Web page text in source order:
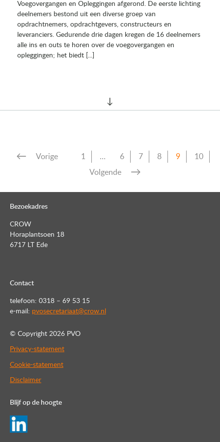
Voegovergangen en Opleggingen afgerond. De eerste lichting
deelnemers bestond uit een diverse groep van
opdrachtnemers, opdrachtgevers, constructeurs en
leveranciers. Gedurende drie dagen kregen de 16 deelnemers
alle ins en outs te horen over de voegovergangen en
opleggingen; het biedt [...]
Vorige 1 … 6 7 8 9
10
Volgende
Bezoekadres
CROW
Horaplantsoen 18
6717 LT Ede
Contact
telefoon: 0318 – 69 53 15
e-mail: pvosecretariaat@crow.nl
© Copyright 2026 PVO
Privacy-statement
Cookie-statement
Disclaimer
Blijf op de hoogte